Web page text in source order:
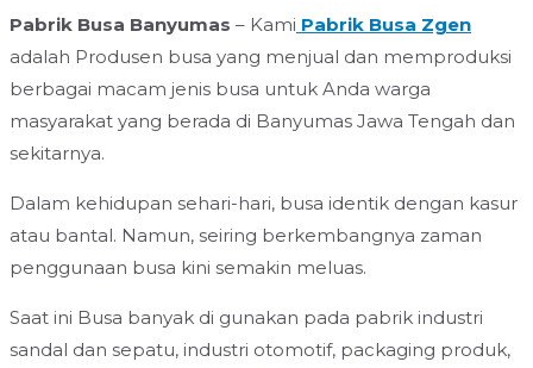
Pabrik Busa Banyumas – Kami Pabrik Busa Zgen
adalah Produsen busa yang menjual dan memproduksi
berbagai macam jenis busa untuk Anda warga
masyarakat yang berada di Banyumas Jawa Tengah dan
sekitarnya.
Dalam kehidupan sehari-hari, busa identik dengan kasur
atau bantal. Namun, seiring berkembangnya zaman
penggunaan busa kini semakin meluas.
Saat ini Busa banyak di gunakan pada pabrik industri
sandal dan sepatu, industri otomotif, packaging produk,